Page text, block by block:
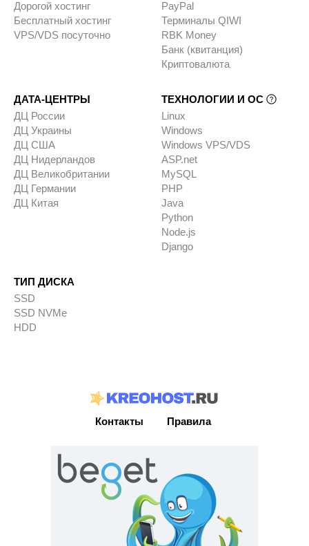
Дорогой хостинг
Бесплатный хостинг
VPS/VDS посуточно
PayPal
Терминалы QIWI
RBK Money
Банк (квитанция)
Криптовалюта
ДАТА-ЦЕНТРЫ
ДЦ России
ДЦ Украины
ДЦ США
ДЦ Нидерландов
ДЦ Великобритании
ДЦ Германии
ДЦ Китая
ТЕХНОЛОГИИ И ОС
Linux
Windows
Windows VPS/VDS
ASP.net
MySQL
PHP
Java
Python
Node.js
Django
ТИП ДИСКА
SSD
SSD NVMe
HDD
Контакты Правила